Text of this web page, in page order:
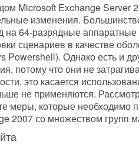
Microsoft Exchange Server
изменения.
на 64-разрядные
сценариев в качестве
Powershell). Однако есть и
потому что они не
это касается
не применяются.
меры, которые необходимо
2007 со множеством групп